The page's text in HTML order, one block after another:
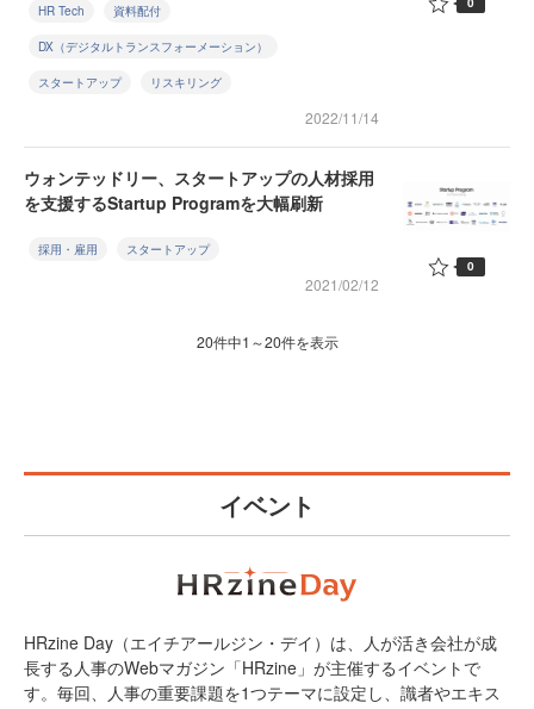
HR Tech 資料配付
DX（デジタルトランスフォーメーション）
スタートアップ リスキリング
2022/11/14
ウォンテッドリー、スタートアップの人材採用
を支援するStartup Programを大幅刷新
採用・雇用 スタートアップ
2021/02/12
0
20件中1～20件を表示
イベント
HRzine Day（エイチアールジン・デイ）は、人が活き会社が成
長する人事のWebマガジン「HRzine」が主催するイベントで
す。毎回、人事の重要課題を1つテーマに設定し、識者やエキス